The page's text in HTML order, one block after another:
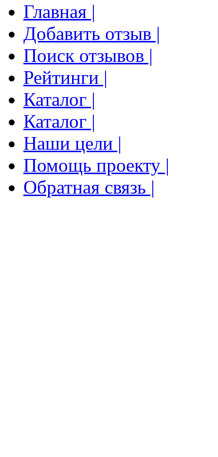
Главная |
Добавить отзыв |
Поиск отзывов |
Рейтинги |
Каталог |
Каталог |
Наши цели |
Помощь проекту |
Обратная связь |